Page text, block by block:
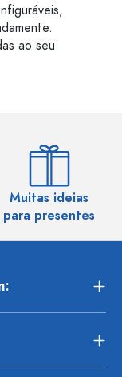
ao seu
Muitas ideias
para presentes